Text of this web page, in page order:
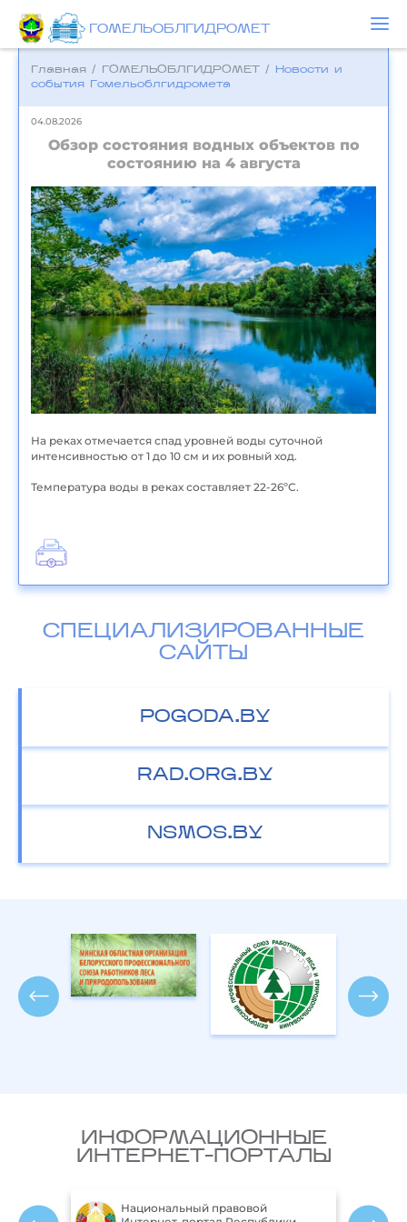
ГОМЕЛЬОБЛГИДРОМЕТ
Главная / ГОМЕЛЬОБЛГИДРОМЕТ /
Новости и
события Гомельоблгидромета
04.08.2026
Обзор состояния водных объектов по
состоянию на 4 августа
На реках отмечается спад уровней воды суточной
интенсивностью от 1 до 10 см и их ровный ход.
Температура воды в реках составляет 22-26ºС.
СПЕЦИАЛИЗИРОВАННЫЕ
САЙТЫ
POGODA.BY
RAD.ORG.BY
NSMOS.BY
ИНФОРМАЦИОННЫЕ
ИНТЕРНЕТ-ПОРТАЛЫ
Национальный правовой